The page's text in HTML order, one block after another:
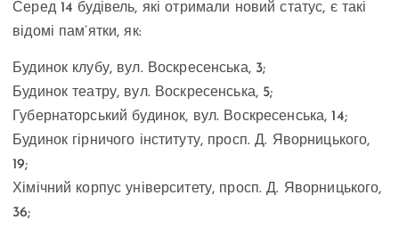
Серед 14 будівель, які отримали новий статус, є такі
відомі пам’ятки, як:
Будинок клубу, вул. Воскресенська, 3;
Будинок театру, вул. Воскресенська, 5;
Губернаторський будинок, вул. Воскресенська, 14;
Будинок гірничого інституту, просп. Д. Яворницького,
19;
Хімічний корпус університету, просп. Д. Яворницького,
36;